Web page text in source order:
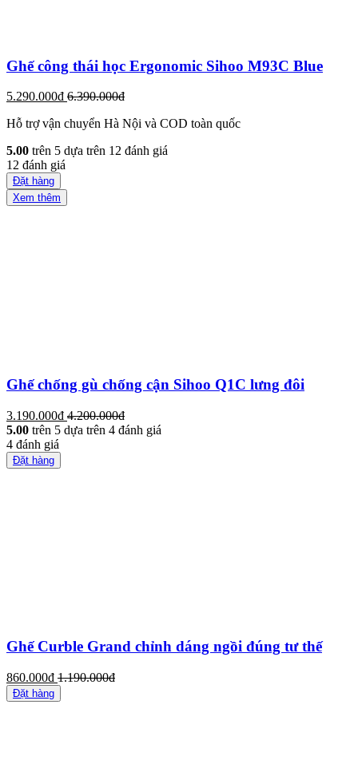
Ghế công thái học Ergonomic Sihoo M93C Blue
5.290.000đ 6.390.000đ
Hỗ trợ vận chuyển Hà Nội và COD toàn quốc
5.00 trên 5 dựa trên 12 đánh giá
12 đánh giá
Đặt hàng
Xem thêm
Ghế chống gù chống cận Sihoo Q1C lưng đôi
3.190.000đ 4.200.000đ
5.00 trên 5 dựa trên 4 đánh giá
4 đánh giá
Đặt hàng
Ghế Curble Grand chỉnh dáng ngồi đúng tư thế
860.000đ 1.190.000đ
Đặt hàng